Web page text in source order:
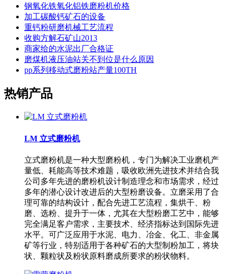
钢氧化铁氧化铝铁磨粉机价格
加工碳酸钙矿石的设备
重钙粉研磨机械工艺流程
收购方解石矿山2013
商家给的水泥出厂合格证
磨煤机液压油站关不到位是什么原因
pp系列移动式磨粉站产量100TH
热销产品
LM 立式磨粉机
立式磨粉机是一种大型磨粉机，专门为解决工业磨机产
量低、耗能高等技术难题，吸收欧洲先进技术并结合我
公司多年先进的磨粉机设计制造理念和市场需求，经过
多年的潜心设计改进后的大型粉磨设备。立磨采用了合
理可靠的结构设计，配合先进工艺流程，集烘干、粉
磨、选粉、提升于一体，尤其在大型粉磨工艺中，能够
完全满足客户需求，主要技术、经济指标达到国际先进
水平。可广泛应用于水泥、电力、冶金、化工、非金属
矿等行业，特别适用于各种矿石的大型制粉加工，将块
状、颗粒状及粉状原料磨成所要求的粉状物料。